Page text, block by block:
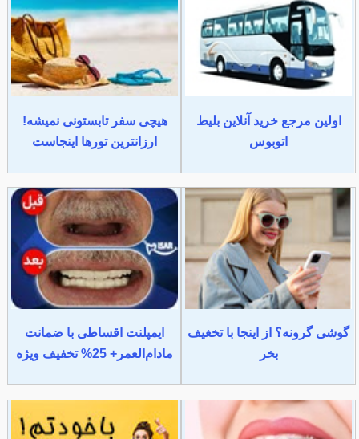
اولین مرجع خرید آنلاین بلیط
اتوبوس
هیچی سفر تابستونی نمیشه!
ارزانترین تورها اینجاست
گوشی گرونه؟ از اینجا با تخغیف
بخر
ایمپلنت اقساطی با ضمانت
مادام‌العمر+ 25% تخفیف ویژه